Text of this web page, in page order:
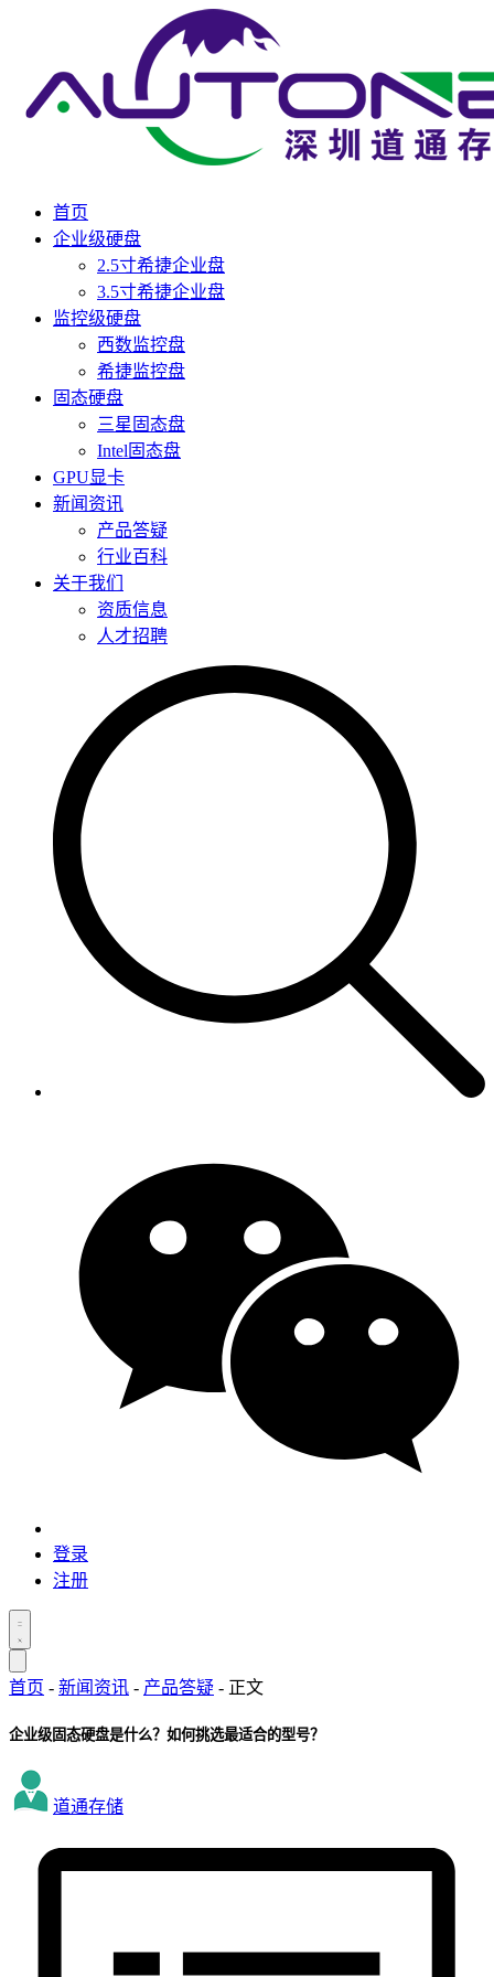
首页
企业级硬盘
2.5寸希捷企业盘
3.5寸希捷企业盘
监控级硬盘
西数监控盘
希捷监控盘
固态硬盘
三星固态盘
Intel固态盘
GPU显卡
新闻资讯
产品答疑
行业百科
关于我们
资质信息
人才招聘
登录
注册
首页 - 新闻资讯 - 产品答疑 - 正文
企业级固态硬盘是什么？如何挑选最适合的型号？
道通存储